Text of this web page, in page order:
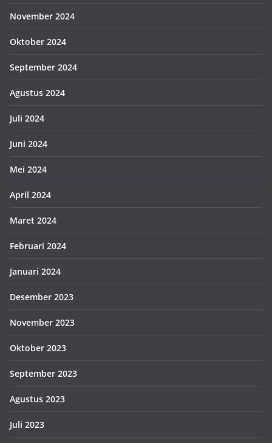
November 2024
Oktober 2024
September 2024
Agustus 2024
Juli 2024
Juni 2024
Mei 2024
April 2024
Maret 2024
Februari 2024
Januari 2024
Desember 2023
November 2023
Oktober 2023
September 2023
Agustus 2023
Juli 2023